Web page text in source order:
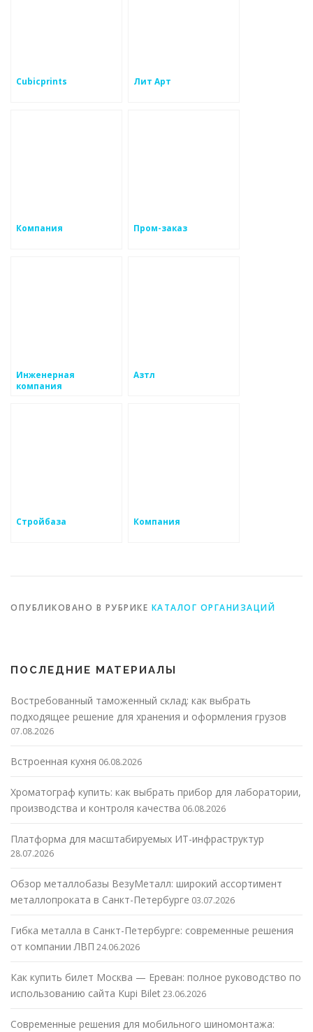
Cubicprints Лит Арт
Компания Пром-заказ
Инженерная
компания
Азтл
Стройбаза Компания
ОПУБЛИКОВАНО В РУБРИКЕ КАТАЛОГ ОРГАНИЗАЦИЙ
ПОСЛЕДНИЕ МАТЕРИАЛЫ
Востребованный таможенный склад: как выбрать
подходящее решение для хранения и оформления грузов
07.08.2026
Встроенная кухня 06.08.2026
Хроматограф купить: как выбрать прибор для лаборатории,
производства и контроля качества 06.08.2026
Платформа для масштабируемых ИТ-инфраструктур
28.07.2026
Обзор металлобазы ВезуМеталл: широкий ассортимент
металлопроката в Санкт-Петербурге 03.07.2026
Гибка металла в Санкт-Петербурге: современные решения
от компании ЛВП 24.06.2026
Как купить билет Москва — Ереван: полное руководство по
использованию сайта Kupi Bilet23.06.2026
Современные решения для мобильного шиномонтажа: